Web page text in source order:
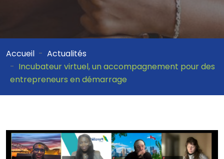
Accueil
Actualités
Incubateur virtuel, un accompagnement pour des
entrepreneurs en démarrage